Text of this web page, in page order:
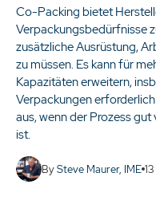
Co-Packing bietet
Verpackungsbedürfnisse
zusätzliche Ausrüstung,
zu müssen. Es kann für
Kapazitäten erweitern,
Verpackungen
aus, wenn der Prozess
ist.
BySteve Maurer, IME 13